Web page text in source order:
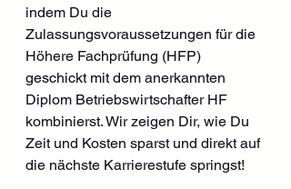
indem Du die
Zulassungsvoraussetzungen für die
Höhere Fachprüfung (HFP)
geschickt mit dem anerkannten
Diplom Betriebswirtschafter HF
kombinierst. Wir zeigen Dir, wie Du
Zeit und Kosten sparst und direkt auf
die nächste Karrierestufe springst!